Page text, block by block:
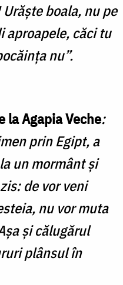
boala, nu pe
aproapele, căci tu
nu”.
la Agapia Veche:
prin Egipt, a
un mormânt şi
de vor veni
nu vor muta
şi călugărul
plânsul în